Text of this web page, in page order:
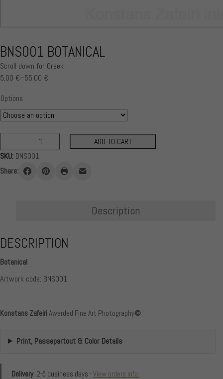
BNS001 BOTANICAL
Scroll down for Greek
5,00 €–55,00 €
Price
range:
5,00 €
through
55,00 €
Options
Botanical
quantity
ADD TO CART
SKU: BNS001
Share:
Description
DESCRIPTION
Botanical
Artwork code: BNS001
Konstans ZafeiriAwarded Fine Art Photography©
Print, Passepartout & Color Details
Delivery: 2-5 business days -View orders info.